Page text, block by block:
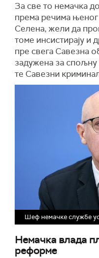
За све то немачка
према речима
Селена, жели да
томе инсистирају и
пре свега Савезна
задужена за спољну
те Савезни
Шеф немачке службе
Немачка влада
реформе